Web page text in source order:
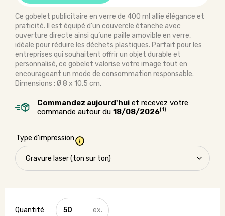
Ce gobelet publicitaire en verre de 400 ml allie élégance et
praticité. Il est équipé d’un couvercle étanche avec
ouverture directe ainsi qu’une paille amovible en verre,
idéale pour réduire les déchets plastiques. Parfait pour les
entreprises qui souhaitent offrir un objet durable et
personnalisé, ce gobelet valorise votre image tout en
encourageant un mode de consommation responsable.
Dimensions : Ø 8 x 10.5 cm.
Commandez aujourd'hui et recevez votre
commande autour du 18/08/2026(1)
Type d'impression
quantité
de